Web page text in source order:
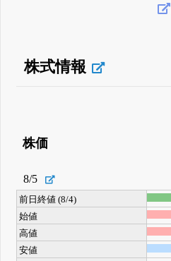
株式情報
株価
8/5
前日終値 (8/4)
始値
高値
安値